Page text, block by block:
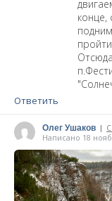
конце,
Ответить
Олег Ушаков |
Написано 18